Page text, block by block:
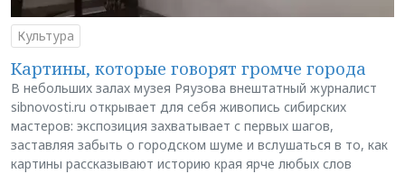
Культура
Картины, которые говорят громче города
В небольших залах музея Ряузова внештатный журналист
sibnovosti.ru открывает для себя живопись сибирских
мастеров: экспозиция захватывает с первых шагов,
заставляя забыть о городском шуме и вслушаться в то, как
картины рассказывают историю края ярче любых слов